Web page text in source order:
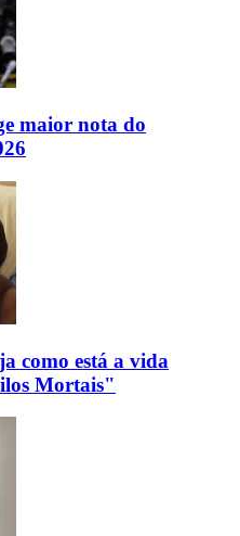
maior nota do
como está a vida
Mortais"